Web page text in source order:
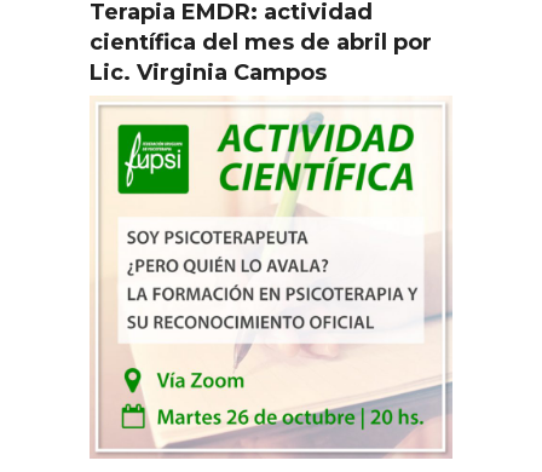
Terapia EMDR: actividad
científica del mes de abril por
Lic. Virginia Campos